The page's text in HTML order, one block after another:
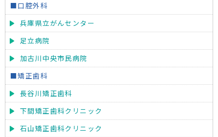
■口腔外科
兵庫県立がんセンター
足立病院
加古川中央市民病院
■矯正歯科
長谷川矯正歯科
下間矯正歯科クリニック
石山矯正歯科クリニック